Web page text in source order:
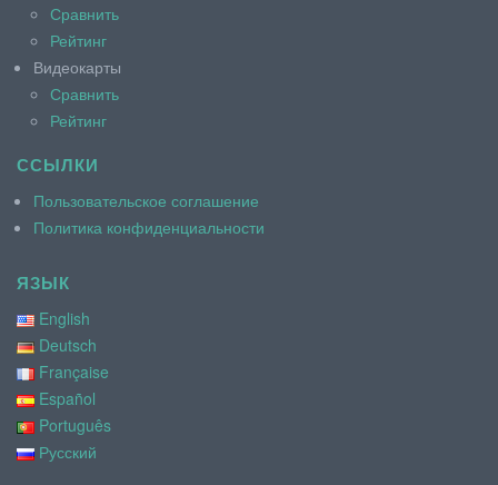
Сравнить
Рейтинг
Видеокарты
Сравнить
Рейтинг
ССЫЛКИ
Пользовательское соглашение
Политика конфиденциальности
ЯЗЫК
English
Deutsch
Française
Español
Português
Русский